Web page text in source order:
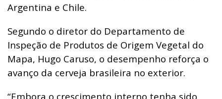
Argentina e Chile.
Segundo o diretor do Departamento de
Inspeção de Produtos de Origem Vegetal do
Mapa, Hugo Caruso, o desempenho reforça o
avanço da cerveja brasileira no exterior.
“Embora o crescimento interno tenha sido